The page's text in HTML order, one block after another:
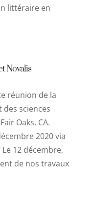
littéraire en
Novalis
réunion de la
sciences
Oaks, CA.
2020 via
12 décembre,
de nos travaux